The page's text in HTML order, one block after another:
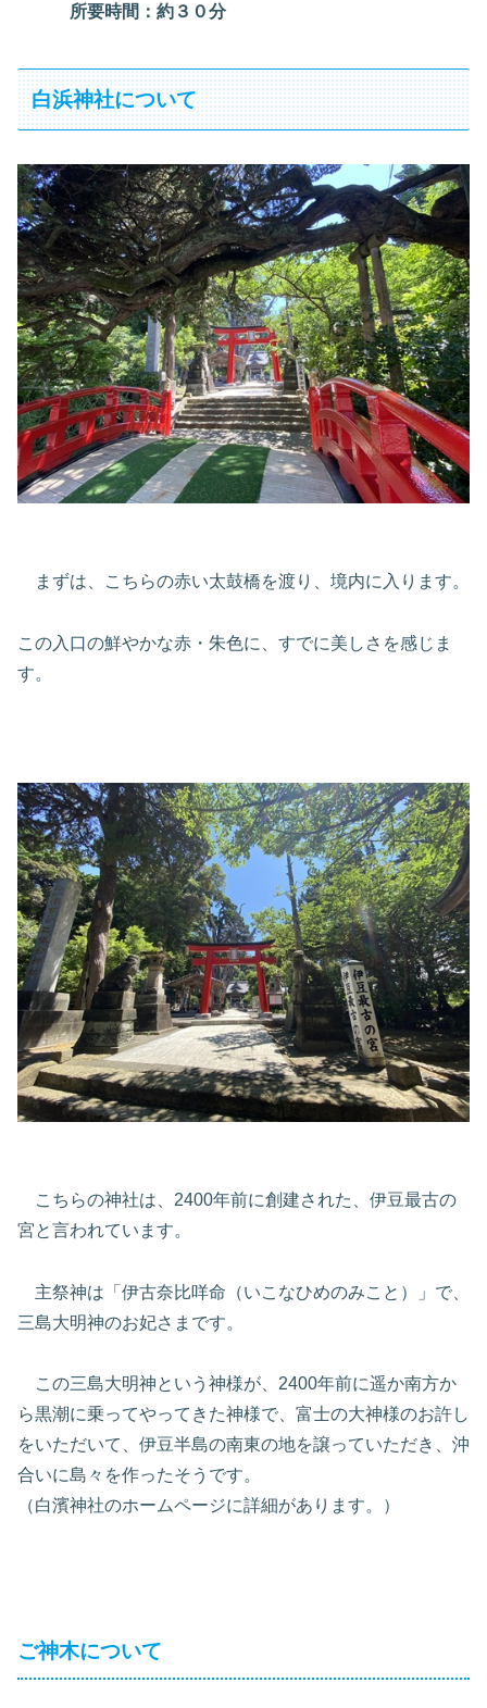
所要時間：約３０分
白浜神社について
まずは、こちらの赤い太鼓橋を渡り、境内に入ります。
この入口の鮮やかな赤・朱色に、すでに美しさを感じま
す。
こちらの神社は、2400年前に創建された、伊豆最古の
宮と言われています。
主祭神は「伊古奈比咩命（いこなひめのみこと）」で、
三島大明神のお妃さまです。
この三島大明神という神様が、2400年前に遥か南方か
ら黒潮に乗ってやってきた神様で、富士の大神様のお許し
をいただいて、伊豆半島の南東の地を譲っていただき、沖
合いに島々を作ったそうです。
（白濱神社のホームページに詳細があります。）
ご神木について